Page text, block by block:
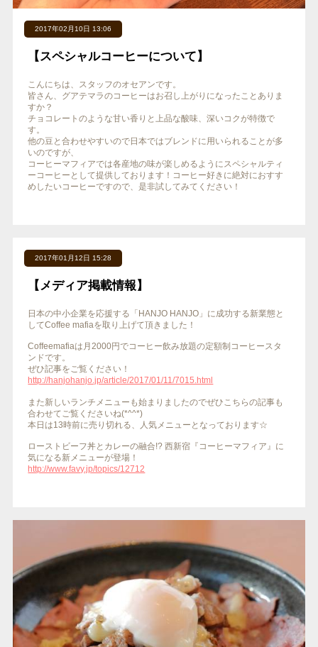
2017年02月10日 13:06
【スペシャルコーヒーについて】
こんにちは、スタッフのオセアンです。
皆さん、グアテマラのコーヒーはお召し上がりになったことありま
すか？
チョコレートのような甘い香りと上品な酸味、深いコクが特徴で
す。
他の豆と合わせやすいので日本ではブレンドに用いられることが多
いのですが、
コーヒーマフィアでは各産地の味が楽しめるようにスペシャルティ
ーコーヒーとして提供しております！コーヒー好きに絶対におすす
めしたいコーヒーですので、是非試してみてください！
2017年01月12日 15:28
【メディア掲載情報】
日本の中小企業を応援する「HANJO HANJO」に成功する新業態と
してCoffee mafiaを取り上げて頂きました！
Coffeemafiaは月2000円でコーヒー飲み放題の定額制コーヒースタ
ンドです。
ぜひ記事をご覧ください！
http://hanjohanjo.jp/article/2017/01/11/7015.html
また新しいランチメニューも始まりましたのでぜひこちらの記事も
合わせてご覧くださいね(*^^*)
本日は13時前に売り切れる、人気メニューとなっております☆
ローストビーフ丼とカレーの融合!? 西新宿『コーヒーマフィア』に
気になる新メニューが登場！
http://www.favy.jp/topics/12712